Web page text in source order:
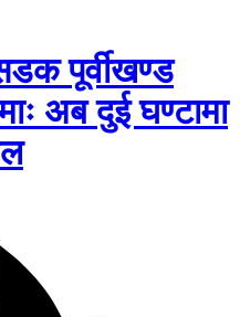
पूर्वीखण्ड
अब दुई घण्टामा